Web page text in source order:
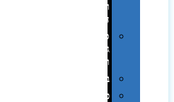
וציוד
היקפי
סוללות
גיבוי
ומטענים
ביגוד
כובעים